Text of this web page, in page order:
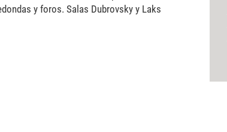
y foros. Salas Dubrovsky y Laks